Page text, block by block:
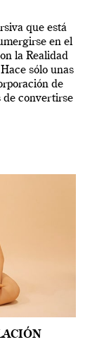
que está
en el
la Realidad
sólo unas
de
de convertirse
[…]